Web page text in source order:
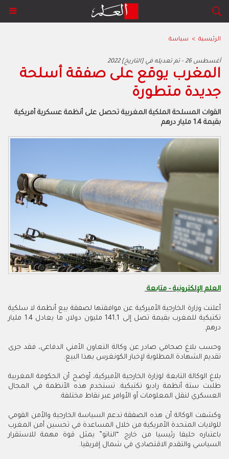
الرئيسية > سياسة
2022 أغسطس 26 - تم تعديله في [التاريخ]
المغرب يوقع على صفقة أسلحة
جديدة متطورة
القوات المسلحة الملكية المغربية تحصل على أنظمة عسكرية أمريكية
بقيمة 1.4 مليار درهم
العلم الإلكترونية - متابعة
أعلنت وزارة الخارجية الأميركية عن موافقتها لصفقة بيع أنظمة لا سلكية
تكتيكية للمغرب بقيمة تصل إلى 141,1 مليون دولار، ما يعادل 1.4 مليار
درهم.
وحسب بلاغ صحافي صادر عن وكالة التعاون الأمني الدفاعي، فقد جرى
تقديم الشهادة المطلوبة لإخبار الكونغرس بهذا البيع.
بلاغ الوكالة التابعة لوزارة الخارجية الأميركية، أوضح أن الحكومة المغربية
طلبت ستة أنظمة راديو تكتيكية. تستخدم هذه الأنظمة في المجال
العسكري لنقل المعلومات أو الأوامر عبر نقاط مختلفة.
وكشفت الوكالة أن هذه الصفقة تدعم السياسة الخارجية والأمن القومي
للولايات المتحدة الأمريكية من خلال المساعدة في تحسين أمن المغرب
باعتباره حليفا رئيسيا من خارج “الناتو” يمثل قوة مهمة للاستقرار
السياسي والتقدم الاقتصادي في شمال إفريقيا.